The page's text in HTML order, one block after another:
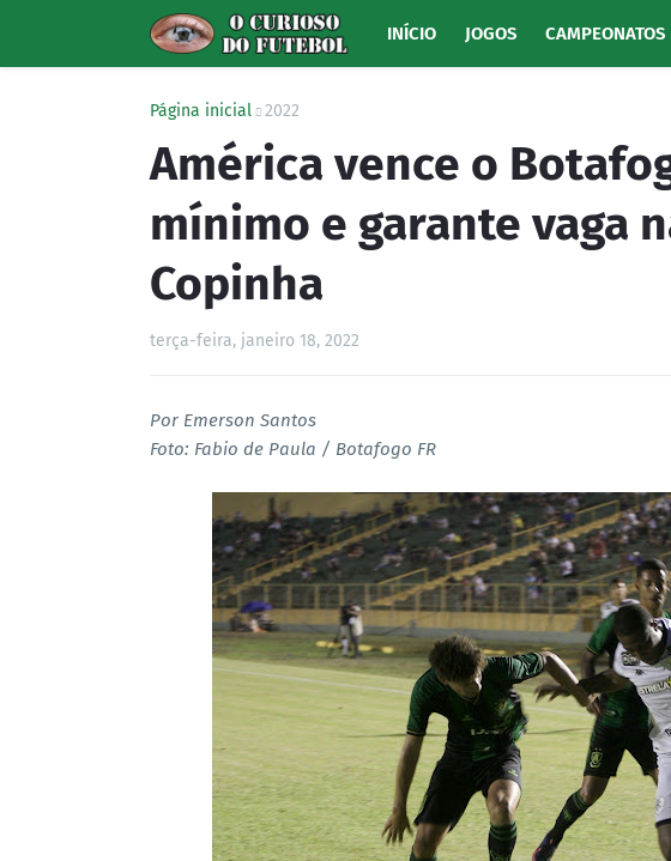
INÍCIO JOGOS CAMPEONATOS
Página inicial 2022
América vence o
mínimo e garante vaga
Copinha
terça-feira, janeiro 18, 2022
Por Emerson Santos
Foto: Fabio de Paula / Botafogo FR